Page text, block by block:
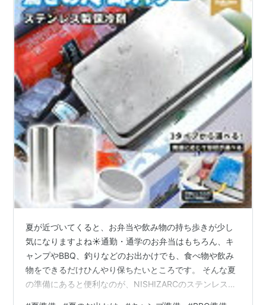
夏が近づいてくると、お弁当や飲み物の持ち歩きが少し
気になりますよね☀️通勤・通学のお弁当はもちろん、キ
ャンプやBBQ、釣りなどのお出かけでも、食べ物や飲み
物をできるだけひんやり保ちたいところです。 そんな夏
の準備にあると便利なのが、NISHIZARCのステンレス保